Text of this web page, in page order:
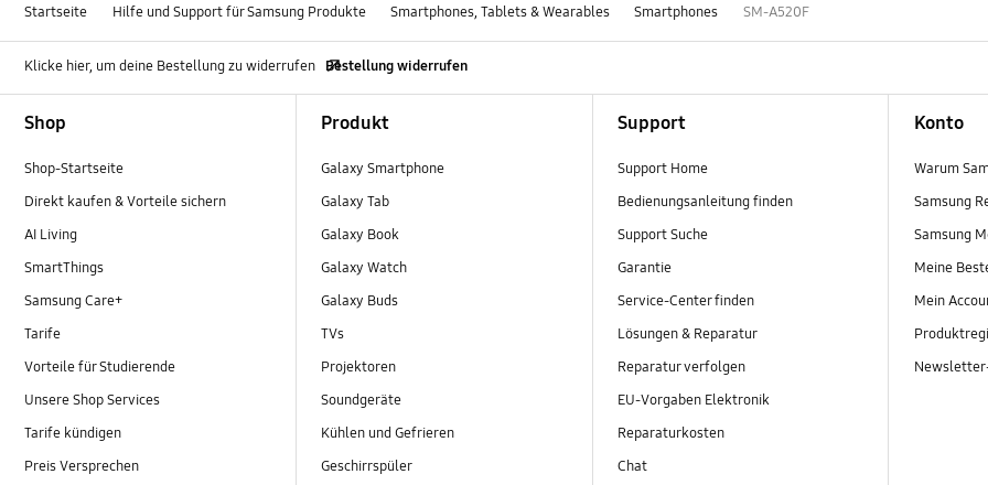
Startseite Hilfe und Support für Samsung Produkte Smartphones, Tablets & Wearables Smartphones SM-A520F
Klicke hier, um deine Bestellung zu widerrufen Bestellung widerrufen
Shop
Shop-Startseite
Direkt kaufen & Vorteile sichern
AI Living
SmartThings
Samsung Care+
Tarife
Vorteile für Studierende
Unsere Shop Services
Tarife kündigen
Preis Versprechen
Produkt
Galaxy Smartphone
Galaxy Tab
Galaxy Book
Galaxy Watch
Galaxy Buds
TVs
Projektoren
Soundgeräte
Kühlen und Gefrieren
Geschirrspüler
Support
Support Home
Bedienungsanleitung finden
Support Suche
Garantie
Service-Center finden
Lösungen & Reparatur
Reparatur verfolgen
EU-Vorgaben Elektronik
Reparaturkosten
Chat
Konto
Warum
Samsung
Samsung
Meine
Mein